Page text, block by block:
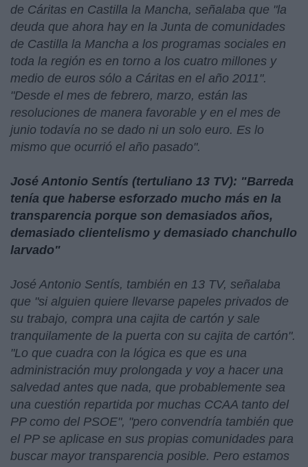
de Cáritas en Castilla la Mancha, señalaba que "la
deuda que ahora hay en la Junta de comunidades
de Castilla la Mancha a los programas sociales en
toda la región es en torno a los cuatro millones y
medio de euros sólo a Cáritas en el año 2011".
"Desde el mes de febrero, marzo, están las
resoluciones de manera favorable y en el mes de
junio todavía no se dado ni un solo euro. Es lo
mismo que ocurrió el año pasado".
José Antonio Sentís (tertuliano 13 TV): "Barreda
tenía que haberse esforzado mucho más en la
transparencia porque son demasiados años,
demasiado clientelismo y demasiado chanchullo
larvado"
José Antonio Sentís, también en 13 TV, señalaba
que "si alguien quiere llevarse papeles privados de
su trabajo, compra una cajita de cartón y sale
tranquilamente de la puerta con su cajita de cartón".
"Lo que cuadra con la lógica es que es una
administración muy prolongada y voy a hacer una
salvedad antes que nada, que probablemente sea
una cuestión repartida por muchas CCAA tanto del
PP como del PSOE", "pero convendría también que
el PP se aplicase en sus propias comunidades para
buscar mayor transparencia posible. Pero estamos